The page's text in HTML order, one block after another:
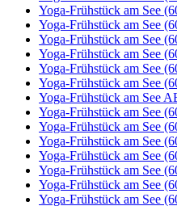
Yoga-Frühstück am See
Yoga-Frühstück am See
Yoga-Frühstück am See
Yoga-Frühstück am See
Yoga-Frühstück am See
Yoga-Frühstück am See
Yoga-Frühstück am See
Yoga-Frühstück am See
Yoga-Frühstück am See
Yoga-Frühstück am See
Yoga-Frühstück am See
Yoga-Frühstück am See
Yoga-Frühstück am See
Yoga-Frühstück am See